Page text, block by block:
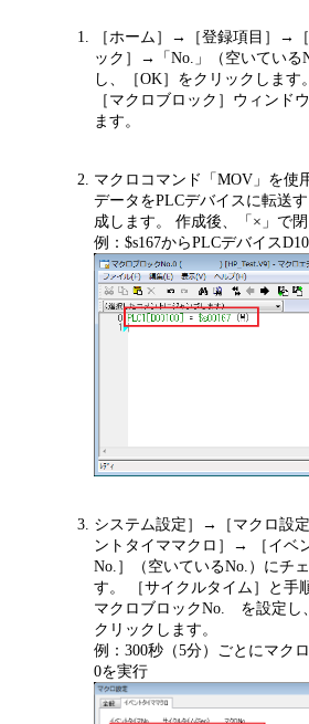
［ホーム］→［登録項目］→
ック］→「No.」（空いている
し、［OK］をクリックします。
［マクロブロック］ウィンド
ます。
マクロコマンド「MOV」を使
データをPLCデバイスに転送
成します。 作成後、「×」で閉
例：$s167からPLCデバイス
システム設定］→［マクロ設
ントタイママクロ］→ ［イベ
No.］（空いているNo.）にチ
す。 ［サイクルタイム］と手
マクロブロックNo. を設定し
クリックします。
例：300秒（5分）ごとにマク
0を実行